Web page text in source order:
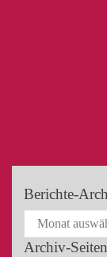
Berichte-
Archiv-Seiten